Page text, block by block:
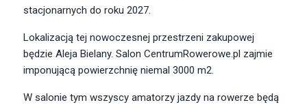
stacjonarnych do roku 2027.
Lokalizacją tej nowoczesnej przestrzeni zakupowej
będzie Aleja Bielany. Salon CentrumRowerowe.pl zajmie
imponującą powierzchnię niemal 3000 m2.
W salonie tym wszyscy amatorzy jazdy na rowerze będą